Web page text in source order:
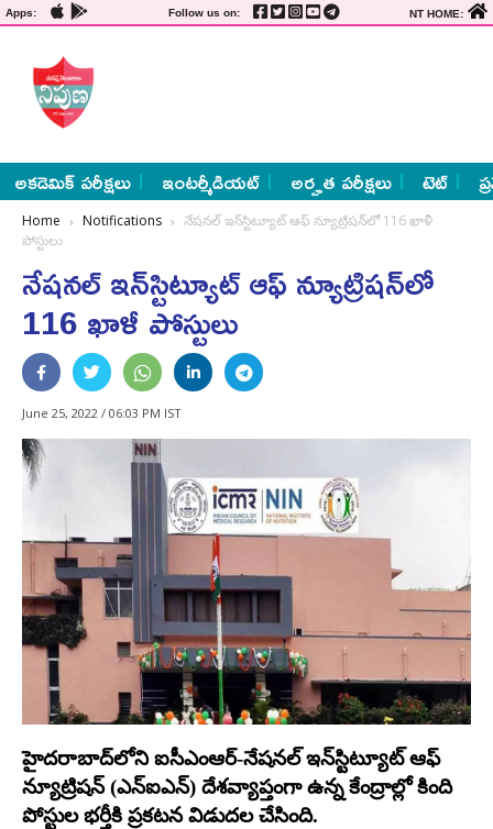
Apps: Follow us on: NT HOME:
అకడెమిక్ పరీక్షలు ఇంటర్మీడియట్ అర్హత పరీక్షలు టెట్
Home Notifications
నేషనల్‌ ఇన్‌స్టిట్యూట్‌ ఆఫ్‌ న్యూట్రిషన్‌లో 116 ఖాళీ
పోస్టులు
నేషనల్‌ ఇన్‌స్టిట్యూట్‌ ఆఫ్‌ న్యూట్రిషన్‌లో
116 ఖాళీ పోస్టులు
June 25, 2022 / 06:03 PM IST
హైదరాబాద్‌లోని ఐసీఎంఆర్‌-నేషనల్‌ ఇన్‌స్టిట్యూట్‌ ఆఫ్‌
న్యూట్రిషన్‌ (ఎన్‌ఐఎన్‌) దేశవ్యాప్తంగా ఉన్న కేంద్రాల్లో కింది
పోస్టుల భర్తీకి ప్రకటన విడుదల చేసింది.